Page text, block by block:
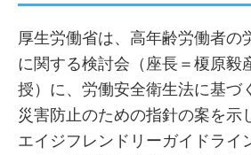
厚生労働省は、高年齢労働者の
に関する検討会（座長＝榎原毅
授）に、労働安全衛生法に基づ
災害防止のための指針の案を示
エイジフレンドリーガイドライ